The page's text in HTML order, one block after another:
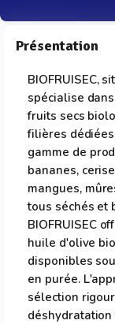
Présentation
BIOFRUISEC,
spécialise
fruits secs
filières
gamme de
bananes,
mangues,
tous séchés et
BIOFRUISEC
huile d'olive
disponibles
en purée.
sélection